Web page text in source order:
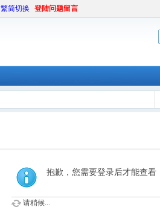
繁简切换 登陆问题留言
抱歉，您需要登录后才能查看
请稍候...